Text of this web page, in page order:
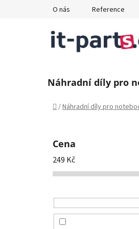
O nás Reference
Náhradní díly pro
Domů
/Náhradní díly pro
Cena
249 Kč